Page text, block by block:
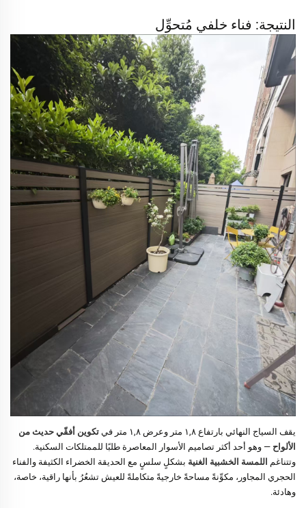
النتيجة: فناء خلفي مُتحوِّل
يقف السياج النهائي بارتفاع ١,٨ متر وعرض ١,٨ متر في
تكوين أفقّي حديث من
الألواح — وهو أحد أكثر تصاميم الأسوار المعاصرة طلبًا للممتلكات السكنية.
وتتناغم اللمسة الخشبية الغنية بشكلٍ سلسٍ مع الحديقة الخضراء الكثيفة والفناء
الحجري المجاور، مكوِّنةً مساحةً خارجيةً متكاملةً للعيش تشعُرُ بأنها راقية، خاصة،
وهادئة.